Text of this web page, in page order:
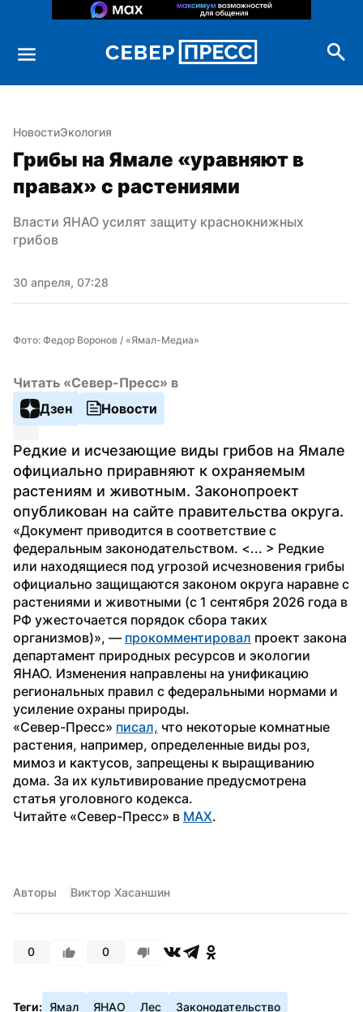
НовостиЭкология
Грибы на Ямале «уравняют в
правах» с растениями
Власти ЯНАО усилят защиту краснокнижных
грибов
30 апреля, 07:28
Фото: Федор Воронов / «Ямал-Медиа»
Читать «Север-Пресс» в
Дзен
Новости
Редкие и исчезающие виды грибов на Ямале
официально приравняют к охраняемым
растениям и животным. Законопроект
опубликован на сайте правительства округа.
«Документ приводится в соответствие с
федеральным законодательством. <... > Редкие
или находящиеся под угрозой исчезновения грибы
официально защищаются законом округа наравне с
растениями и животными (с 1 сентября 2026 года в
РФ ужесточается порядок сбора таких
организмов)», — прокомментировал проект закона
департамент природных ресурсов и экологии
ЯНАО. Изменения направлены на унификацию
региональных правил с федеральными нормами и
усиление охраны природы.
«Север-Пресс» писал, что некоторые комнатные
растения, например, определенные виды роз,
мимоз и кактусов, запрещены к выращиванию
дома. За их культивирование предусмотрена
статья уголовного кодекса.
Читайте «Север-Пресс» в MAX.
Авторы Виктор Хасаншин
0 0
Теги: Ямал ЯНАО Лес Законодательство